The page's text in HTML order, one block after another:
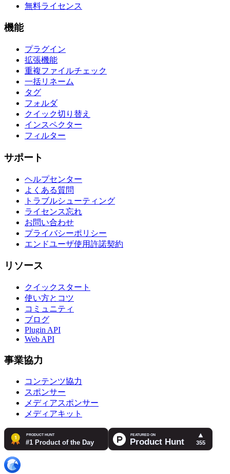
無料ライセンス
機能
プラグイン
拡張機能
重複ファイルチェック
一括リネーム
タグ
フォルダ
クイック切り替え
インスペクター
フィルター
サポート
ヘルプセンター
よくある質問
トラブルシューティング
ライセンス忘れ
お問い合わせ
プライバシーポリシー
エンドユーザ使用許諾契約
リソース
クイックスタート
使い方とコツ
コミュニティ
ブログ
Plugin API
Web API
事業協力
コンテンツ協力
スポンサー
メディアスポンサー
メディアキット